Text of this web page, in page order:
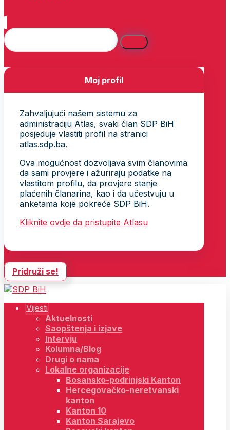
Moj profil
Zahvaljujući našem sistemu za
administraciju Atlas, svaki član SDP BiH
posjeduje vlastiti profil na stranici
atlas.sdp.ba.
Ova mogućnost dozvoljava svim članovima
da sami provjere i ažuriraju podatke na
vlastitom profilu, da provjere stanje
plaćenih članarina, kao i da učestvuju u
anketama koje pokreće SDP BiH.
Kliknite ovdje da pristupite Atlasu
Pridruži se!
Vijesti
Aktuelnosti
Saopštenja i izjave
Intervju
Kolumna/Blog
Drugi o nama
Lokalne organizacije
Bosansko-podrinjski Kanton
Hercegovačko-neretvanski
kanton
Kanton 10
Kanton Sarajevo